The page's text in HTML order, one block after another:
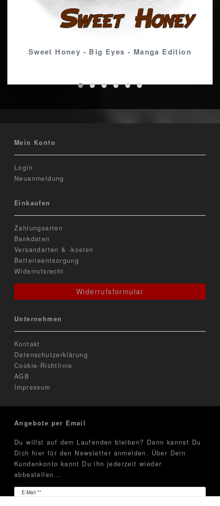
Sweet Honey - Big Eyes - Manga Edition
Mein Konto
Login
Neuanmeldung
Einkaufen
Zahlungsarten
Bankdaten
Versandarten & -kosten
Batterieentsorgung
Widerrufsrecht
Widerrufsformular
Unternehmen
Kontakt
Datenschutzerklärung
Cookie-Richtlinie
AGB
Impressum
Angebote per Email
Du willst auf dem Laufenden bleiben? Dann kannst Du
Dich hier für den Newsletter anmelden. Über Dein
Kundenkonto kannt Du ihn jederzeit wieder
abbestellen...
E-Mail **
Newsletter